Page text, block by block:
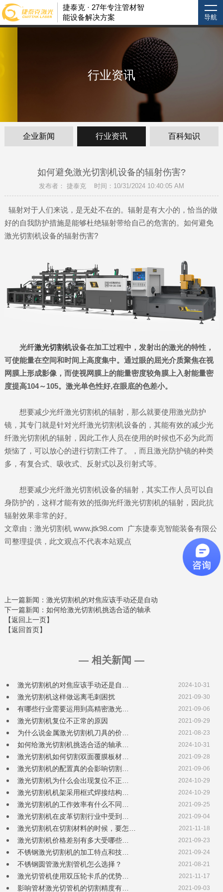
捷泰克 · 27年专注管材智
能设备解决方案
导航
行业资讯
企业新闻 行业资讯 百科知识
如何避免激光切割机设备的辐射伤害?
发布者： 捷泰克 时间：10/31/2024 10:40:05 AM
辐射对于人们来说，是无处不在的。辐射是有大小的，恰当的做
好的自我防护措施是能够杜绝辐射带给自己的危害的。如何避免
激光切割机设备的辐射伤害?
光纤激光切割机设备在加工过程中，发射出的激光的特性，
可使能量在空间和时间上高度集中。通过眼的屈光介质聚焦在视
网膜上形成影像，而使视网膜上的能量密度较角膜上入射能量密
度提高104～105。激光单色性好,在眼底的色差小。
想要减少光纤激光切割机的辐射，那么就要使用激光防护
镜，其专门就是针对光纤激光切割机设备的，其能有效的减少光
纤激光切割机的辐射，因此工作人员在使用的时候也不必为此而
烦恼了，可以放心的进行切割工件了。，而且激光防护镜的种类
多，有复合式、吸收式、反射式以及衍射式等。
想要减少光纤激光切割机设备的辐射，其实工作人员可以自
身防护的，这样才能有效的抵御光纤激光切割机的辐射，因此抗
辐射效果非常的好。
文章由：激光切割机 www.jtk98.com 广东捷泰克智能装备有限公
司整理提供，此文观点不代表本站观点
上一篇新闻 ：激光切割机的对焦应该手动还是自动
下一篇新闻 ：如何给激光切割机挑选合适的轴承
【返回上一页】
【返回首页】
— 相关新闻 —
激光切割机的对焦应该手动还是自… 2024-10-31
激光切割机这样做远离毛刺困扰 2021-09-30
有哪些行业需要运用到高精密激光… 2021-09-06
激光切割机复位不正常的原因 2021-09-29
为什么说金属激光切割机刀具的价… 2021-08-23
如何给激光切割机挑选合适的轴承… 2024-10-31
激光切割机如何切割双面覆膜板材… 2021-09-28
激光切割机的配置真的会影响切割… 2021-09-06
激光切割机为什么会出现复位不正… 2024-10-29
激光切割机机架采用框式焊接结构… 2024-10-29
激光切割机的工作效率有什么不同… 2021-09-25
激光切割机在皮革切割行业中受到… 2021-09-04
激光切割机在切割材料的时候，要怎… 2021-11-18
激光切割机价格差别有多大受哪些… 2021-09-23
不锈钢激光切割机的加工特点和技… 2021-09-24
不锈钢圆管激光割管机怎么选择？ 2021-08-21
激光切管机使用双压轮卡爪的优势… 2021-11-17
影响管材激光切管机的切割精度有… 2021-09-03